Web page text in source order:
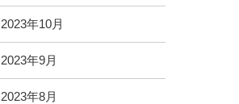
2023年10月
2023年9月
2023年8月